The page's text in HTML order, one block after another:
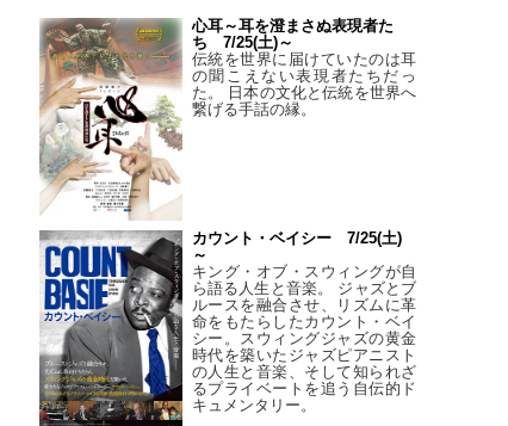
心耳～耳を澄まさぬ表現者た
ち 7/25(土)～
伝統を世界に届けていたのは耳
の聞こえない表現者たちだっ
た。 日本の文化と伝統を世界へ
繋げる手話の縁。
カウント・ベイシー 7/25(土)
～
キング・オブ・スウィングが自
ら語る人生と音楽。 ジャズとブ
ルースを融合させ、リズムに革
命をもたらしたカウント・ベイ
シー。スウィングジャズの黄金
時代を築いたジャズピアニスト
の人生と音楽、そして知られざ
るプライベートを追う自伝的ド
キュメンタリー。